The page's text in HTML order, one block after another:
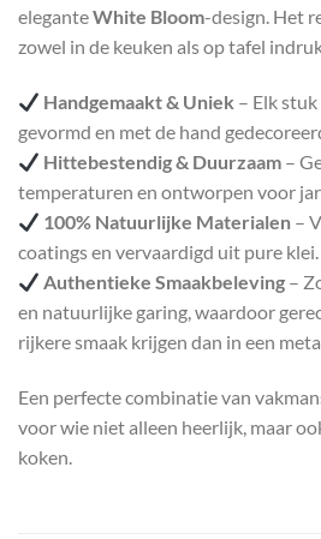
eleganteWhite Bloom-design. Het
zowel in de keuken als op tafel
Handgemaakt & Uniek – Elk
gevormd en met de hand
Hittebestendig & Duurzaam –
temperaturen en ontworpen voor
100% Natuurlijke Materialen –
coatings en vervaardigd uit pure klei.
Authentieke Smaakbeleving –
en natuurlijke garing, waardoor
rijkere smaak krijgen dan in een
Een perfecte combinatie van
voor wie niet alleen heerlijk, maar
koken.